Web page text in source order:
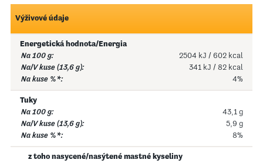
Výživové údaje
Energetická hodnota/Energia
2504 kJ / 602 kcal
341 kJ / 82 kcal
4%
Tuky
43,1 g
5,9 g
8%
z toho nasycené/nasýtené mastné kyseliny